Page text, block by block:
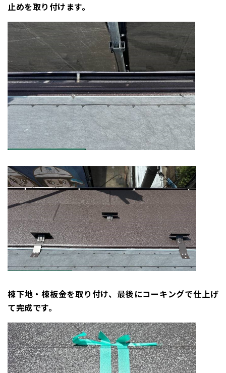
止めを取り付けます。
棟下地・棟板金を取り付け、 最後にコーキングで仕上げ
て完成です。